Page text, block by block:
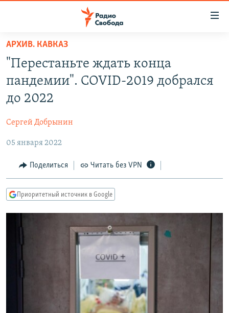
упрощенного
доступа
основному
Вернутся
навигации
Вернутся
поиску
ПРОГРАММЫ
ПОДКАСТЫ
АВТОРСКИЕ ПРОЕКТЫ
МНЕНИЯ
КУЛЬТУРА
IDEL.РЕАЛИИ
СЕВЕР.РЕАЛИИ
РАСПИСАНИЕ ВЕЩАНИЯ
ПОДПИШИТЕСЬ НА РАССЫЛКУ
АРХИВ. КАВКАЗ
"Перестаньте ждать конца
пандемии". COVID-2019 добрался
до 2022
Сергей Добрынин
05 января 2022
Поделиться Читать без VPN
Приоритетный источник в Google